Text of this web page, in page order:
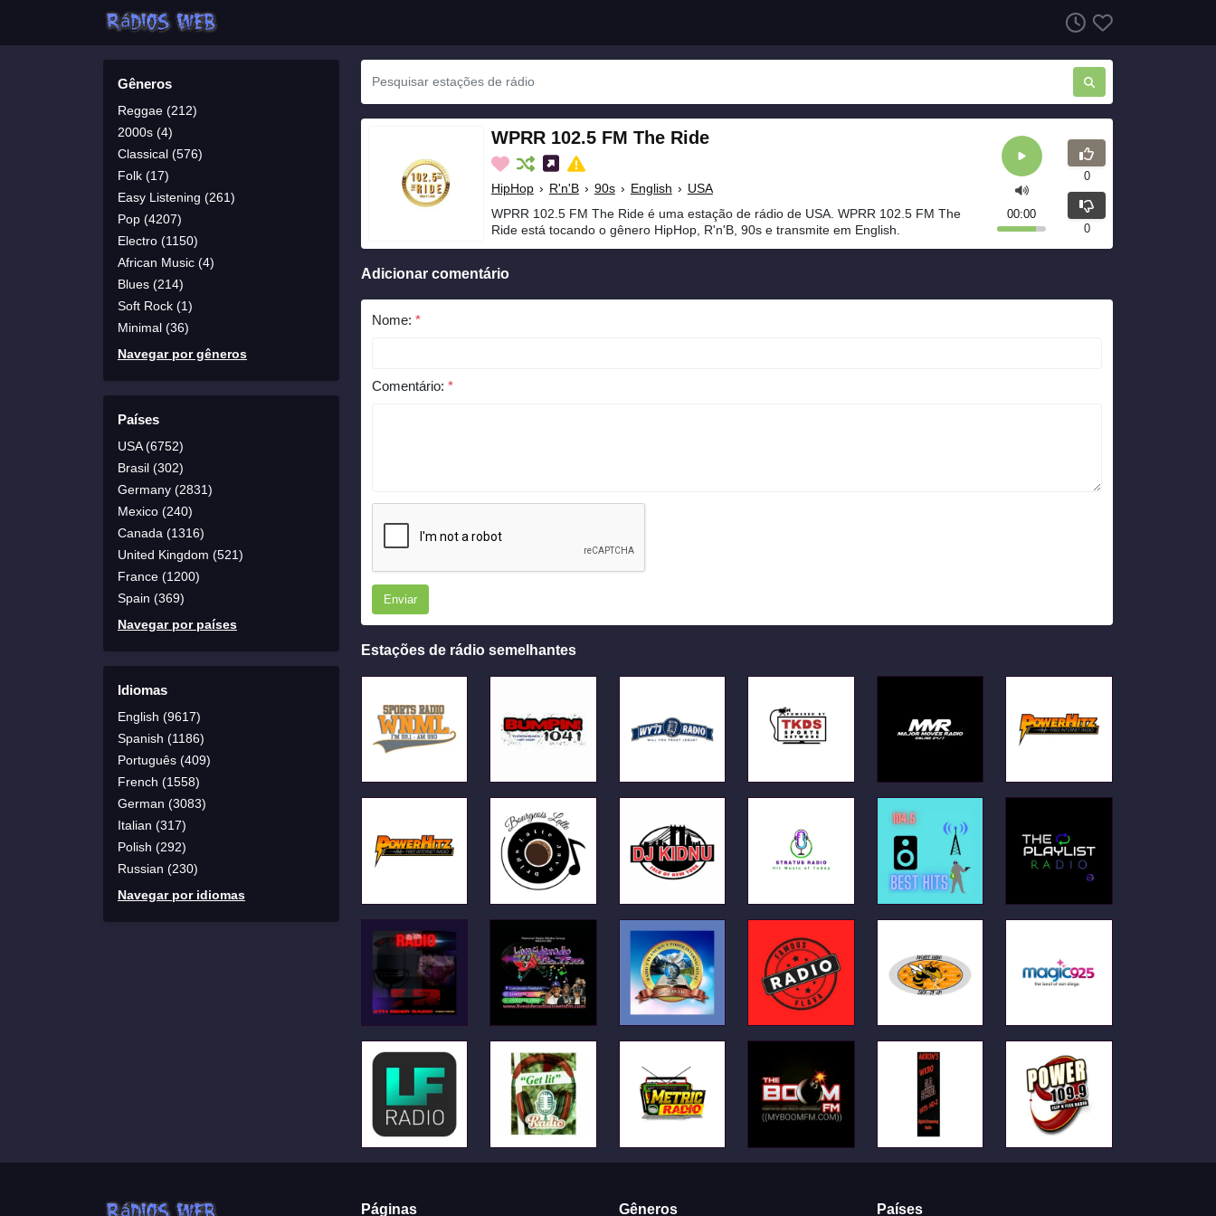
Gêneros
Reggae (212)
2000s (4)
Classical (576)
Folk (17)
Easy Listening (261)
Pop (4207)
Electro (1150)
African Music (4)
Blues (214)
Soft Rock (1)
Minimal (36)
Navegar por gêneros
Países
USA (6752)
Brasil (302)
Germany (2831)
Mexico (240)
Canada (1316)
United Kingdom (521)
France (1200)
Spain (369)
Navegar por países
Idiomas
English (9617)
Spanish (1186)
Português (409)
French (1558)
German (3083)
Italian (317)
Polish (292)
Russian (230)
Navegar por idiomas
WPRR 102.5 FM The Ride
HipHop › R'n'B › 90s › English › USA
WPRR 102.5 FM The Ride é uma estação de rádio de USA. WPRR 102.5 FM The
Ride está tocando o gênero HipHop, R'n'B, 90s e transmite em English.
00:00
0
0
Adicionar comentário
Nome: *
Comentário: *
Enviar
Estações de rádio semelhantes
Páginas Gêneros Países